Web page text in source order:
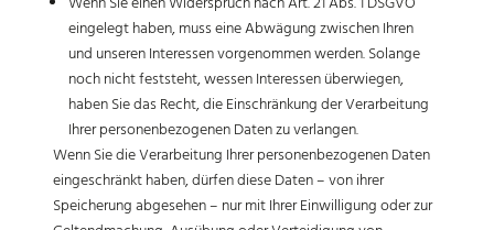
eingelegt haben, muss eine Abwägung zwischen Ihren
und unseren Interessen vorgenommen werden. Solange
noch nicht feststeht, wessen Interessen überwiegen,
haben Sie das Recht, die Einschränkung der Verarbeitung
Ihrer personenbezogenen Daten zu verlangen.
Wenn Sie die Verarbeitung Ihrer personenbezogenen Daten
eingeschränkt haben, dürfen diese Daten – von ihrer
Speicherung abgesehen – nur mit Ihrer Einwilligung oder zur